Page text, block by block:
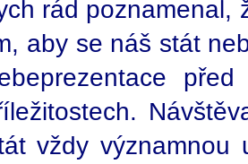
rád poznamenal,
aby se náš stát
vždy